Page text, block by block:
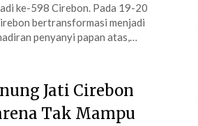
ke-598 Cirebon. Pada 19-20
bertransformasi menjadi
penyanyi papan atas,…
Jati Cirebon
Tak Mampu